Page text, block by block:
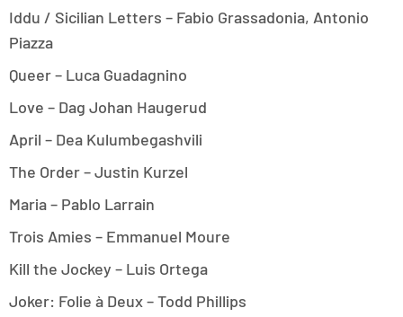
Iddu / Sicilian Letters – Fabio Grassadonia, Antonio
Piazza
Queer – Luca Guadagnino
Love – Dag Johan Haugerud
April – Dea Kulumbegashvili
The Order – Justin Kurzel
Maria – Pablo Larrain
Trois Amies – Emmanuel Moure
Kill the Jockey – Luis Ortega
Joker: Folie à Deux – Todd Phillips